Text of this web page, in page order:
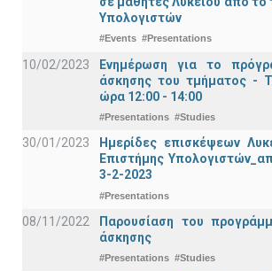
Υπολογιστών
#Events #Presentations
10/02/2023
Ενημέρωση για το
άσκησης του τμήματος -
ώρα 12:00 - 14:00
#Presentations #Studies
30/01/2023
Ημερίδες επισκέψεων
Επιστήμης
3-2-2023
#Presentations
08/11/2022
Παρουσίαση του
άσκησης
#Presentations #Studies